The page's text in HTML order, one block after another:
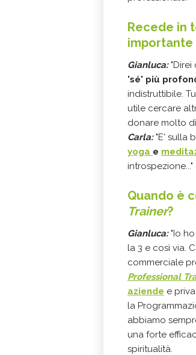
Recede in
importante
Gianluca: "Direi
'sé' più
indistruttibile.
utile cercare
donare molto
Carla:"E' sulla
yoga e
introspezione..."
Quando è
Trainer?
Gianluca: "Io
la 3 e così via.
commerciale
Professional
aziende e
la
abbiamo
una forte
spiritualità.